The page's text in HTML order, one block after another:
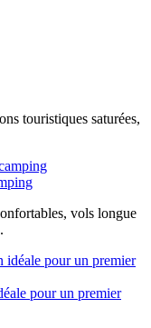
touristiques saturées,
vols longue
pour un premier